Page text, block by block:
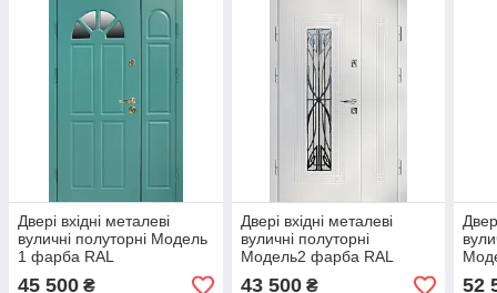
Двері вхідні металеві
вуличні полуторні Модель
1 фарба RAL
1200х2050х74 Ліве/Праве
45 500 ₴
Двері вхідні металеві
вуличні полуторні
Модель2 фарба RAL
1200х2050х74 Ліве/Праве
43 500₴ 52